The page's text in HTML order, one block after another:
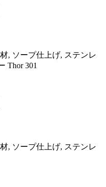
, ソープ仕上げ, ステンレ
Thor 301
, ソープ仕上げ, ステンレ